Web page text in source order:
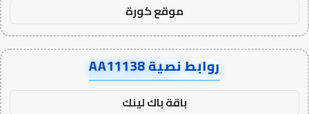
موقع كورة
روابط نصية AA11138
باقة باك لينك